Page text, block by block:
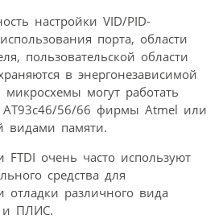
настройки VID/PID-
порта, области
пользовательской области
в энергонезависимой
микросхемы могут работать
56/66 фирмы Atmel или
видами памяти.
FTDI очень часто используют
средства для
отладки различного вида
и ПЛИС.